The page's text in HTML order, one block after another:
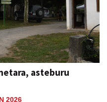
asteburu
2026